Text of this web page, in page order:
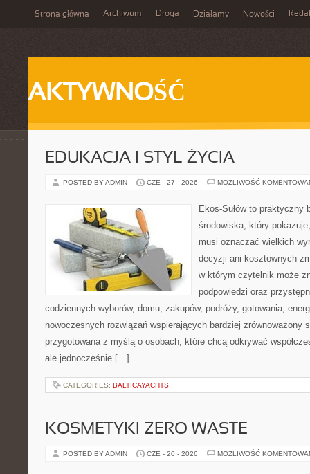
Strona główna Archiwum Droga Działamy Nowości
AKTYWNOŚĆ
EDUKACJA I STYL ŻYCIA
POSTED BY ADMIN CZE - 27 - 2026 MOŻLIWOŚĆ
Ekos-Sułów to praktyczny
środowiska, który
musi oznaczać wielkich
decyzji ani kosztownych
w którym czytelnik może
podpowiedzi oraz
codziennych wyborów, domu, zakupów, podróży, gotowania,
nowoczesnych rozwiązań wspierających bardziej zrównoważony
przygotowana z myślą o osobach, które chcą odkrywać
ale jednocześnie […]
CATEGORIES: BALTICAYACHTS
KOSMETYKI ZERO WASTE
POSTED BY ADMIN CZE - 20 - 2026 MOŻLIWOŚĆ